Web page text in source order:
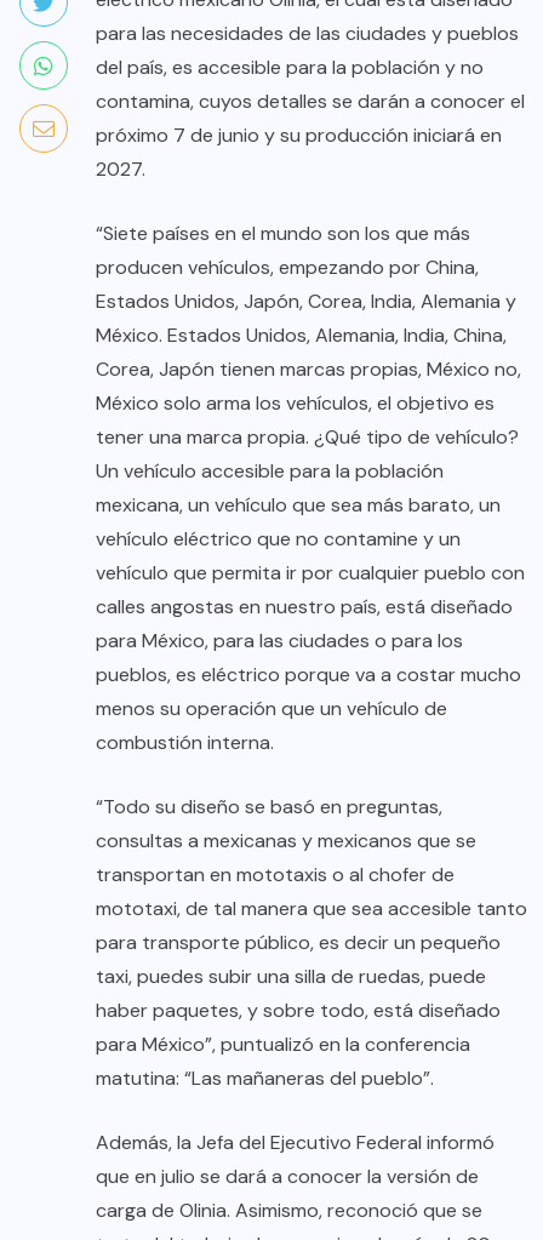
para las necesidades de las ciudades y pueblos
del país, es accesible para la población y no
contamina, cuyos detalles se darán a conocer el
próximo 7 de junio y su producción iniciará en
2027.
“Siete países en el mundo son los que más
producen vehículos, empezando por China,
Estados Unidos, Japón, Corea, India, Alemania y
México. Estados Unidos, Alemania, India, China,
Corea, Japón tienen marcas propias, México no,
México solo arma los vehículos, el objetivo es
tener una marca propia. ¿Qué tipo de vehículo?
Un vehículo accesible para la población
mexicana, un vehículo que sea más barato, un
vehículo eléctrico que no contamine y un
vehículo que permita ir por cualquier pueblo con
calles angostas en nuestro país, está diseñado
para México, para las ciudades o para los
pueblos, es eléctrico porque va a costar mucho
menos su operación que un vehículo de
combustión interna.
“Todo su diseño se basó en preguntas,
consultas a mexicanas y mexicanos que se
transportan en mototaxis o al chofer de
mototaxi, de tal manera que sea accesible tanto
para transporte público, es decir un pequeño
taxi, puedes subir una silla de ruedas, puede
haber paquetes, y sobre todo, está diseñado
para México”, puntualizó en la conferencia
matutina: “Las mañaneras del pueblo”.
Además, la Jefa del Ejecutivo Federal informó
que en julio se dará a conocer la versión de
carga de Olinia. Asimismo, reconoció que se